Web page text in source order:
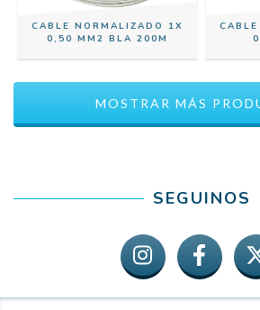
CABLE NORMALIZADO 1X
0,50 MM2 BLA 200M
MOSTRAR MÁS
SEGUINOS